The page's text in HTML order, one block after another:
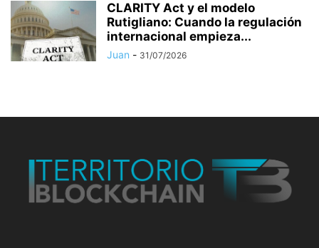
CLARITY Act y el modelo
Rutigliano: Cuando la regulación
internacional empieza...
Juan - 31/07/2026